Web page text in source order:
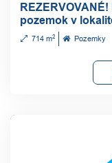
pozemok v
714 m2 Pozemky